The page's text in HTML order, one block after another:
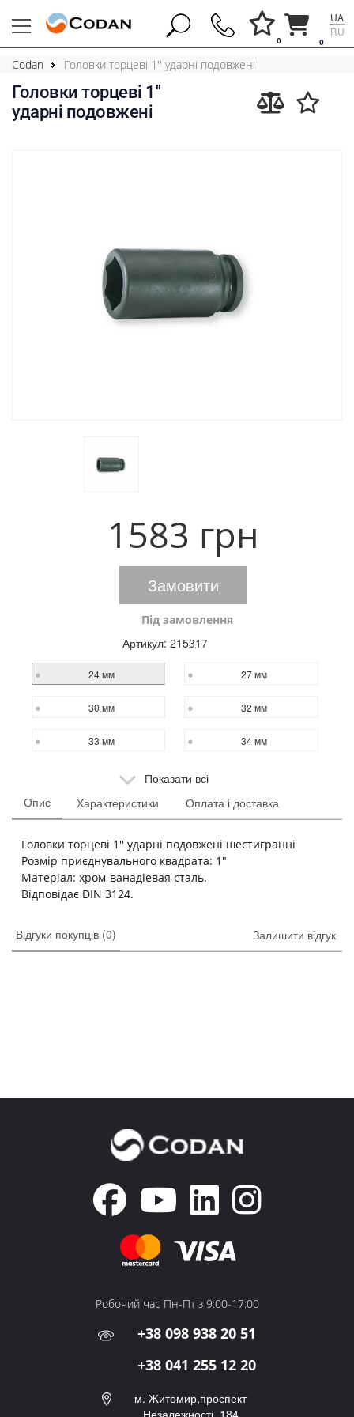
0
0
UA
RU
Codan Головки торцеві 1'' ударні подовжені
Головки торцеві 1''
ударні подовжені
1583 грн
Замовити
Під замовлення
Артикул: 215317
24 мм 27 мм
30 мм 32 мм
33 мм 34 мм
Показати всі
Опис
Характеристики Оплата і доставка
Головки торцеві 1'' ударні подовжені шестигранні
Розмір приєднувального квадрата: 1"
Матеріал: хром-ванадіевая сталь.
Відповідає DIN 3124.
Відгуки покупців (0) Залишити відгук
Робочий час Пн-Пт з 9:00-17:00
+38 098 938 20 51
+38 041 255 12 20
м. Житомир,проспект